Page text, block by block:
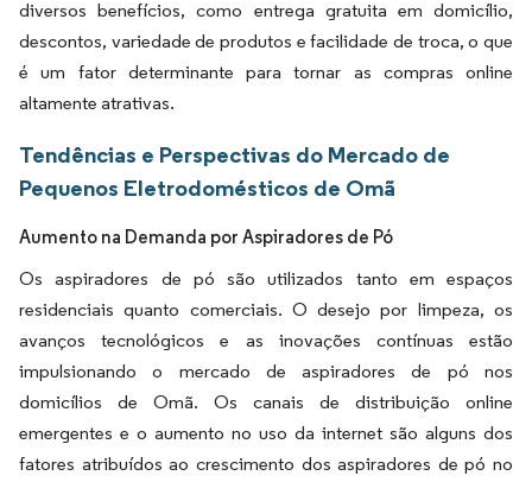
diversos benefícios, como entrega gratuita em domicílio,
descontos, variedade de produtos e facilidade de troca, o que
é um fator determinante para tornar as compras online
altamente atrativas.
Tendências e Perspectivas do Mercado de
Pequenos Eletrodomésticos de Omã
Aumento na Demanda por Aspiradores de Pó
Os aspiradores de pó são utilizados tanto em espaços
residenciais quanto comerciais. O desejo por limpeza, os
avanços tecnológicos e as inovações contínuas estão
impulsionando o mercado de aspiradores de pó nos
domicílios de Omã. Os canais de distribuição online
emergentes e o aumento no uso da internet são alguns dos
fatores atribuídos ao crescimento dos aspiradores de pó no